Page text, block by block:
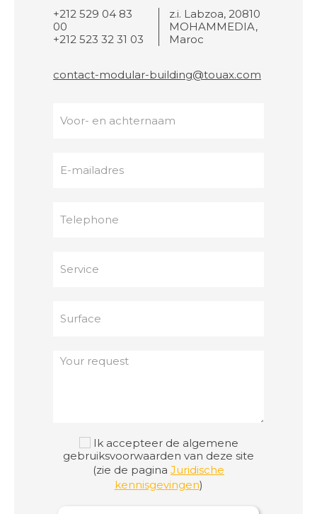
+212 529 04 83
00
+212 523 32 31 03
z.i. Labzoa, 20810
MOHAMMEDIA,
Maroc
contact-modular-building@touax.com
Ik accepteer de algemene
gebruiksvoorwaarden van deze site
(zie de pagina Juridische
kennisgevingen)